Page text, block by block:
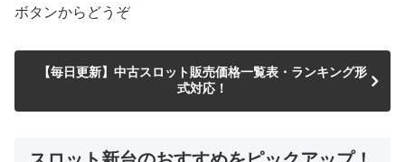
ボタンからどうぞ
【毎日更新】中古スロット販売価格一覧表・ランキング形
式対応！